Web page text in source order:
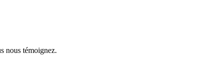
nous témoignez.